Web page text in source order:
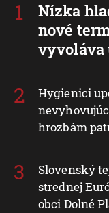
Nízka
nové
vyvoláva
Hygienici
hrozbám
Slovenský
strednej
obci Dolné